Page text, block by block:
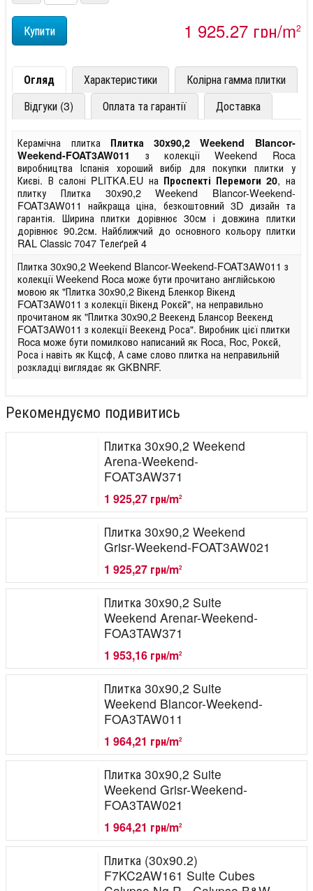
1 925,27 грн/m2
Огляд Характеристики
Колірна гамма плитки
Відгуки (3)
Оплата та гарантії Доставка
Керамічна плитка Плитка 30x90,2 Weekend Blancor-
Weekend-FOAT3AW011
з колекції Weekend Roca
виробництва Іспанія хороший вибір для покупки плитки у
Києві. В салоні PLITKA.EU на Проспекті Перемоги 20, на
плитку Плитка 30x90,2 Weekend Blancor-Weekend-
FOAT3AW011 найкраща ціна, безкоштовний 3D дизайн та
гарантія. Ширина плитки дорівнює 30см і довжина плитки
дорівнює 90.2см. Найближчий до основного кольору плитки
RAL Classic 7047 Телеґрей 4
Плитка 30x90,2 Weekend Blancor-Weekend-FOAT3AW011 з
колекції Weekend Roca може бути прочитано англійською
мовою як "Плитка 30x90,2 Вікенд Бленкор Вікенд
FOAT3AW011 з колекції Вікенд Рокєй", на неправильно
прочитаном як "Плитка 30x90,2 Веекенд Блансор Веекенд
FOAT3AW011 з колекції Веекенд Роса". Виробник цієї плитки
Roca може бути помилково написаний як Roca, Roc, Рокєй,
Роса і навіть як Кщсф, А саме слово плитка на неправильній
розкладці виглядає як GKBNRF.
Рекомендуємо подивитись
Плитка 30x90,2 Weekend
Arena-Weekend-
FOAT3AW371
1 925,27 грн/m2
Плитка 30x90,2 Weekend
Grisr-Weekend-FOAT3AW021
1 925,27 грн/m2
Плитка 30x90,2 Suite
Weekend Arenar-Weekend-
FOA3TAW371
1 953,16 грн/m2
Плитка 30x90,2 Suite
Weekend Blancor-Weekend-
FOA3TAW011
1 964,21 грн/m2
Плитка 30x90,2 Suite
Weekend Grisr-Weekend-
FOA3TAW021
1 964,21 грн/m2
Плитка (30x90.2)
F7KC2AW161 Suite Cubes